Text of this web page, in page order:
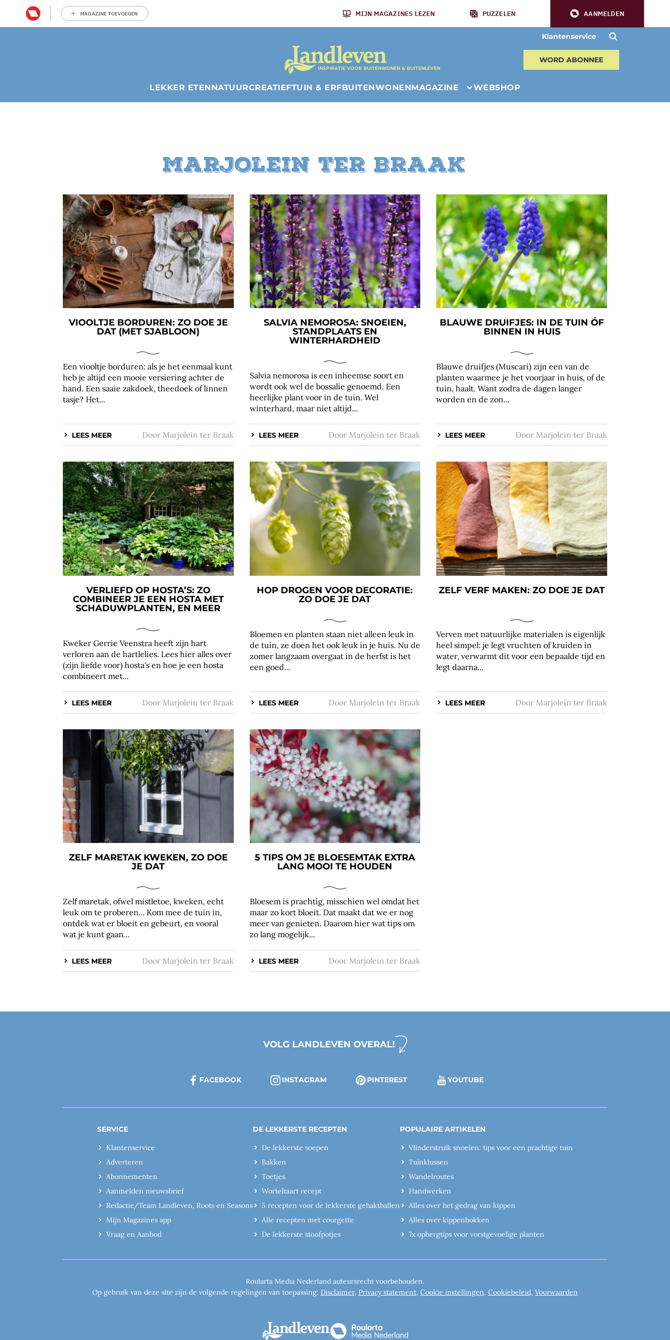
MAGAZINE TOEVOEGEN MIJN MAGAZINES LEZEN PUZZELEN AANMELDEN
Klantenservice
INSPIRATIE VOOR BUITENWONEN & BUITENLEVEN
WORD ABONNEE
LEKKER ETENNATUURCREATIEFTUIN & ERFBUITENWONENMAGAZINE WEBSHOP
Marjolein ter Braak
VIOOLTJE BORDUREN: ZO DOE JE
DAT (MET SJABLOON)
Een viooltje borduren: als je het eenmaal kunt
heb je altijd een mooie versiering achter de
hand. Een saaie zakdoek, theedoek of linnen
tasje? Het...
LEES MEER Door Marjolein ter Braak
SALVIA NEMOROSA: SNOEIEN,
STANDPLAATS EN
WINTERHARDHEID
Salvia nemorosa is een inheemse soort en
wordt ook wel de bossalie genoemd. Een
heerlijke plant voor in de tuin. Wel
winterhard, maar niet altijd...
LEES MEER Door Marjolein ter Braak
BLAUWE DRUIFJES: IN DE TUIN ÓF
BINNEN IN HUIS
Blauwe druifjes (Muscari) zijn een van de
planten waarmee je het voorjaar in huis, of de
tuin, haalt. Want zodra de dagen langer
worden en de zon...
LEES MEER Door Marjolein ter Braak
VERLIEFD OP HOSTA’S: ZO
COMBINEER JE EEN HOSTA MET
SCHADUWPLANTEN, EN MEER
Kweker Gerrie Veenstra heeft zijn hart
verloren aan de hartlelies. Lees hier alles over
(zijn liefde voor) hosta's en hoe je een hosta
combineert met...
LEES MEER Door Marjolein ter Braak
HOP DROGEN VOOR DECORATIE:
ZO DOE JE DAT
Bloemen en planten staan niet alleen leuk in
de tuin, ze doen het ook leuk in je huis. Nu de
zomer langzaam overgaat in de herfst is het
een goed...
LEES MEER Door Marjolein ter Braak
ZELF VERF MAKEN: ZO DOE JE DAT
Verven met natuurlijke materialen is eigenlijk
heel simpel: je legt vruchten of kruiden in
water, verwarmt dit voor een bepaalde tijd en
legt daarna...
LEES MEER Door Marjolein ter Braak
ZELF MARETAK KWEKEN, ZO DOE
JE DAT
Zelf maretak, ofwel mistletoe, kweken, echt
leuk om te proberen... Kom mee de tuin in,
ontdek wat er bloeit en gebeurt, en vooral
wat je kunt gaan...
LEES MEER Door Marjolein ter Braak
5 TIPS OM JE BLOESEMTAK EXTRA
LANG MOOI TE HOUDEN
Bloesem is prachtig, misschien wel omdat het
maar zo kort bloeit. Dat maakt dat we er nog
meer van genieten. Daarom hier wat tips om
zo lang mogelijk...
LEES MEER Door Marjolein ter Braak
VOLG LANDLEVEN OVERAL!
FACEBOOK INSTAGRAM PINTEREST YOUTUBE
SERVICE
Klantenservice
Adverteren
Abonnementen
Aanmelden nieuwsbrief
Redactie/Team Landleven, Roots en Seasons
Mijn Magazines app
Vraag en Aanbod
DE LEKKERSTE RECEPTEN
De lekkerste soepen
Bakken
Toetjes
Worteltaart recept
5 recepten voor de lekkerste gehaktballen
Alle recepten met courgette
De lekkerste stoofpotjes
POPULAIRE ARTIKELEN
Vlinderstruik snoeien: tips voor een prachtige tuin
Tuinklussen
Wandelroutes
Handwerken
Alles over het gedrag van kippen
Alles over kippenhokken
7x opbergtips voor vorstgevoelige planten
Roularta Media Nederland auteursrecht voorbehouden.
Op gebruik van deze site zijn de volgende regelingen van toepassing: Disclaimer, Privacy statement, Cookie instellingen, Cookiebeleid, Voorwaarden